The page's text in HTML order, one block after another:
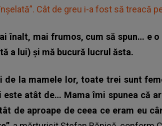
Cât de greu i-a fost să treacă
înalt, mai frumos, cum să spun… e
a lui) și mă bucură lucrul ăsta.
de la mamele lor, toate trei sunt
este atât de… Mama îmi spunea că
de aproape de ceea ce eram eu